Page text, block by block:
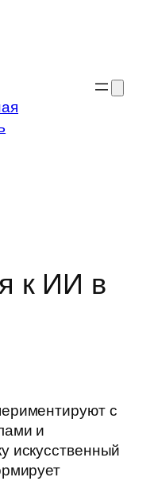
к ИИ в
с
и
искусственный